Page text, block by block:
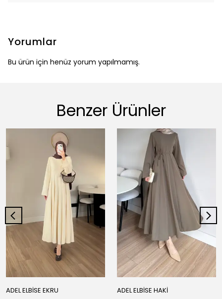
Yorumlar
Bu ürün için henüz yorum yapılmamış.
Benzer Ürünler
ADEL ELBİSE EKRU ADEL ELBİSE HAKİ